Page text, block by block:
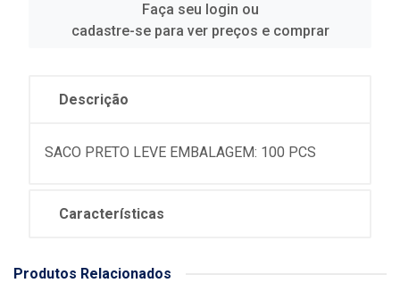
Faça seu login ou
cadastre-se para ver preços e comprar
Descrição
SACO PRETO LEVE EMBALAGEM: 100 PCS
Características
Produtos Relacionados